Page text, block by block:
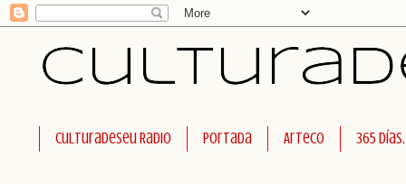
Culturadeseu Radio Portada Arteco 365